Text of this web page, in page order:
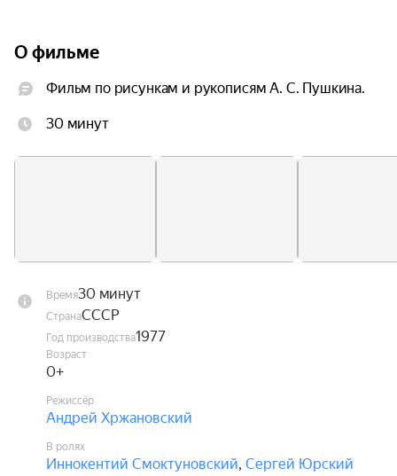
О фильме
Фильм по рисункам и рукописям А. С. Пушкина.
30 минут
Время30 минут
СтранаСССР
Год производства1977
Возраст
0+
Режиссёр
Андрей Хржановский
В ролях
Иннокентий Смоктуновский, Сергей Юрский